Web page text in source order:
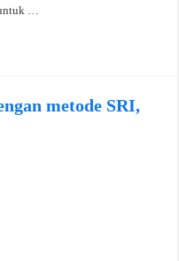
…
metode SRI,